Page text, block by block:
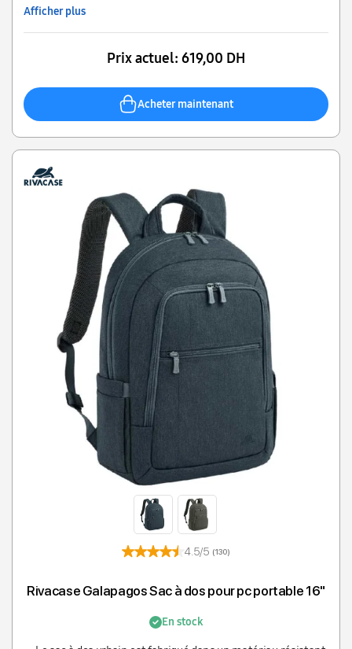
Afficher plus
Prix actuel: 619,00 DH
Acheter maintenant
4.5/5 (130)
Rivacase Galapagos Sac à dos pour pc portable 16"
En stock